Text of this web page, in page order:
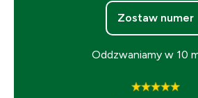
Zostaw numer
Oddzwaniamy w 10